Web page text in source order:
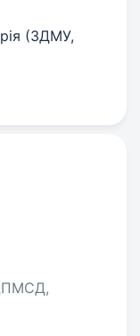
(ЗДМУ,